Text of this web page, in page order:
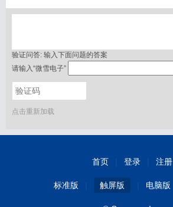
验证问答: 输入下面问题的答案
请输入“微雪电子”
点击重新加载
首页 登录 注册
标准版 触屏版 电脑版